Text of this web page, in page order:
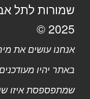
2025 ©
אנחנו עושים את
באתר יהיו
שמתפספסת איזו